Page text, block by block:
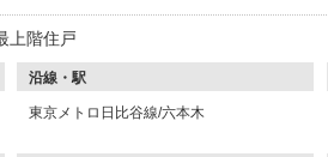
上階住戸
沿線・駅
東京メトロ日比谷線/六本木